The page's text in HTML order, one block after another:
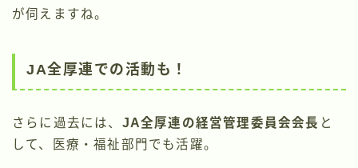
が伺えますね。
JA全厚連での活動も！
さらに過去には、 JA全厚連の経営管理委員会会長 と
して、医療・福祉部門でも活躍。